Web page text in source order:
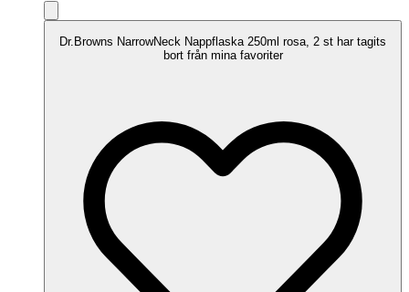
Dr.Browns NarrowNeck Nappflaska 250ml rosa, 2 st har tagits
bort från mina favoriter